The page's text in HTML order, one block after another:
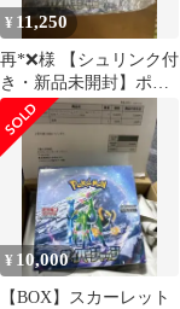
¥ 11,250
再*❌様 【シュリンク付
き・新品未開封】ポケ
モンカード サイバージ
ャッジ 1BO
¥ 10,000
【BOX】スカーレット